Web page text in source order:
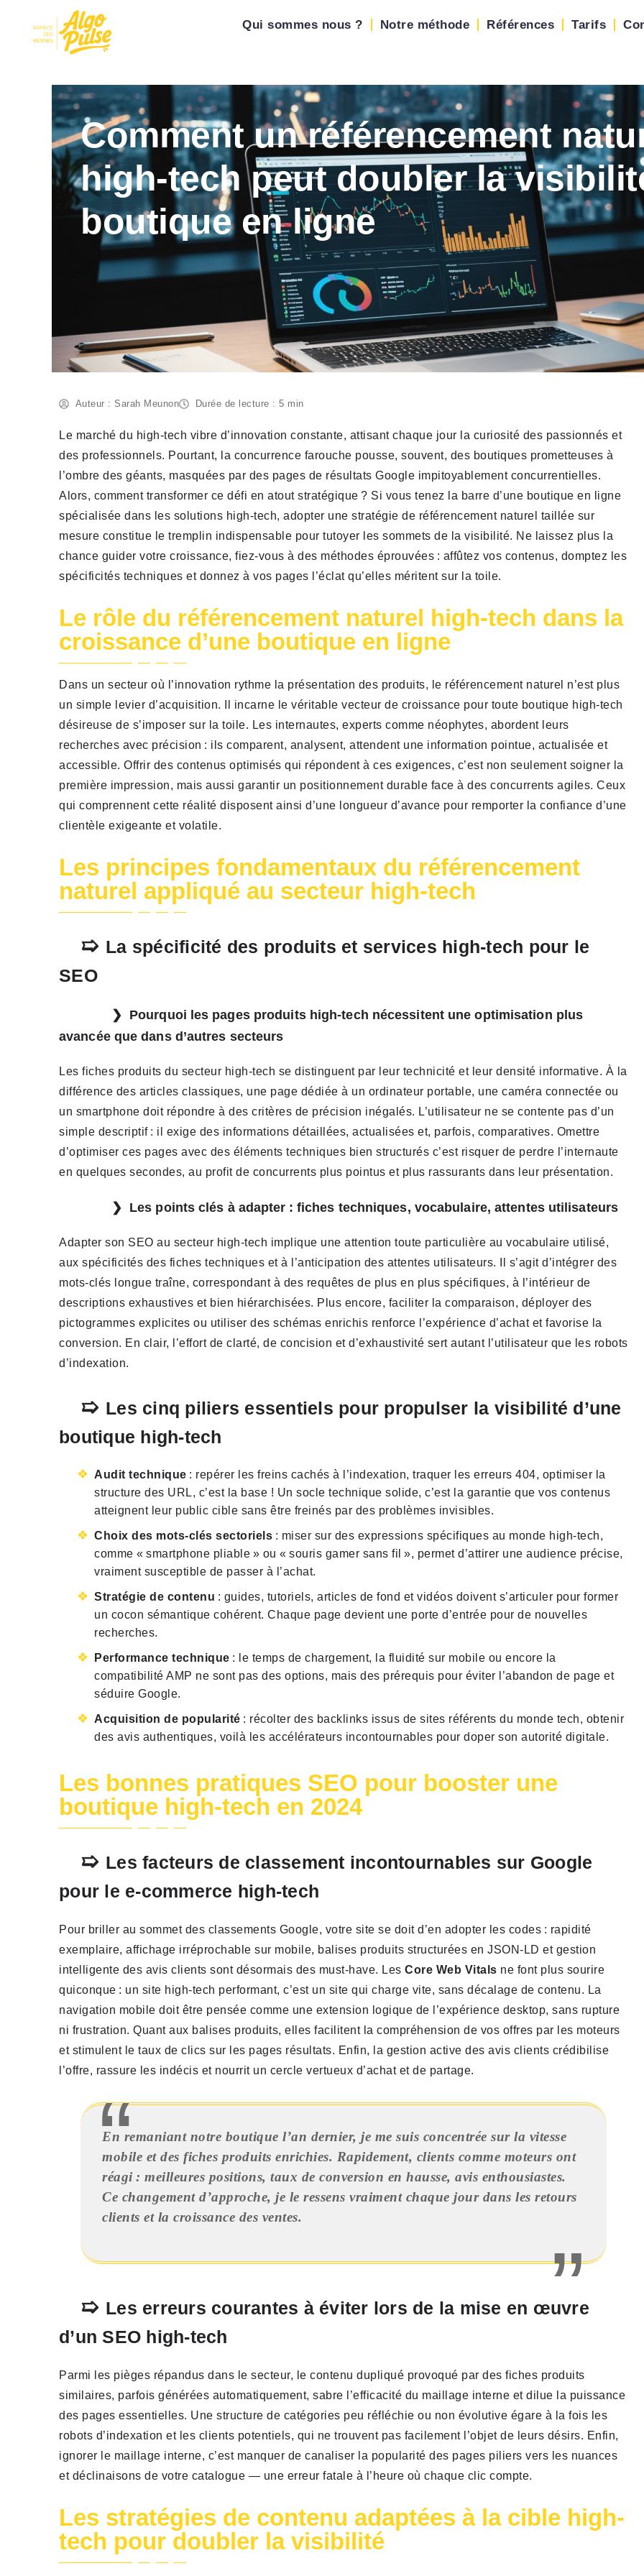
Qui sommes nous ? Notre méthode Références Tarifs
Comment un référencement
high-tech peut doubler la
boutique en ligne
Auteur : Sarah Meunon Durée de lecture : 5 min
Le marché du high-tech vibre d’innovation constante, attisant chaque jour la curiosité des passionnés et
des professionnels. Pourtant, la concurrence farouche pousse, souvent, des boutiques prometteuses à
l’ombre des géants, masquées par des pages de résultats Google impitoyablement concurrentielles.
Alors, comment transformer ce défi en atout stratégique ? Si vous tenez la barre d’une boutique en ligne
spécialisée dans les solutions high-tech, adopter une stratégie de référencement naturel taillée sur
mesure constitue le tremplin indispensable pour tutoyer les sommets de la visibilité. Ne laissez plus la
chance guider votre croissance, fiez-vous à des méthodes éprouvées : affûtez vos contenus, domptez les
spécificités techniques et donnez à vos pages l’éclat qu’elles méritent sur la toile.
Le rôle du référencement naturel high-tech dans la
croissance d’une boutique en ligne
Dans un secteur où l’innovation rythme la présentation des produits, le référencement naturel n’est plus
un simple levier d’acquisition. Il incarne le véritable vecteur de croissance pour toute boutique high-tech
désireuse de s’imposer sur la toile. Les internautes, experts comme néophytes, abordent leurs
recherches avec précision : ils comparent, analysent, attendent une information pointue, actualisée et
accessible. Offrir des contenus optimisés qui répondent à ces exigences, c’est non seulement soigner la
première impression, mais aussi garantir un positionnement durable face à des concurrents agiles. Ceux
qui comprennent cette réalité disposent ainsi d’une longueur d’avance pour remporter la confiance d’une
clientèle exigeante et volatile.
Les principes fondamentaux du référencement
naturel appliqué au secteur high-tech
La spécificité des produits et services high-tech pour le
SEO
Pourquoi les pages produits high-tech nécessitent une optimisation plus
avancée que dans d’autres secteurs
Les fiches produits du secteur high-tech se distinguent par leur technicité et leur densité informative. À la
différence des articles classiques, une page dédiée à un ordinateur portable, une caméra connectée ou
un smartphone doit répondre à des critères de précision inégalés. L’utilisateur ne se contente pas d’un
simple descriptif : il exige des informations détaillées, actualisées et, parfois, comparatives. Omettre
d’optimiser ces pages avec des éléments techniques bien structurés c’est risquer de perdre l’internaute
en quelques secondes, au profit de concurrents plus pointus et plus rassurants dans leur présentation.
Les points clés à adapter : fiches techniques, vocabulaire, attentes utilisateurs
Adapter son SEO au secteur high-tech implique une attention toute particulière au vocabulaire utilisé,
aux spécificités des fiches techniques et à l’anticipation des attentes utilisateurs. Il s’agit d’intégrer des
mots-clés longue traîne, correspondant à des requêtes de plus en plus spécifiques, à l’intérieur de
descriptions exhaustives et bien hiérarchisées. Plus encore, faciliter la comparaison, déployer des
pictogrammes explicites ou utiliser des schémas enrichis renforce l’expérience d’achat et favorise la
conversion. En clair, l’effort de clarté, de concision et d’exhaustivité sert autant l’utilisateur que les robots
d’indexation.
Les cinq piliers essentiels pour propulser la visibilité d’une
boutique high-tech
Audit technique : repérer les freins cachés à l’indexation, traquer les erreurs 404, optimiser la
structure des URL, c’est la base ! Un socle technique solide, c’est la garantie que vos contenus
atteignent leur public cible sans être freinés par des problèmes invisibles.
Choix des mots-clés sectoriels : miser sur des expressions spécifiques au monde high-tech,
comme « smartphone pliable » ou « souris gamer sans fil », permet d’attirer une audience précise,
vraiment susceptible de passer à l’achat.
Stratégie de contenu : guides, tutoriels, articles de fond et vidéos doivent s’articuler pour former
un cocon sémantique cohérent. Chaque page devient une porte d’entrée pour de nouvelles
recherches.
Performance technique : le temps de chargement, la fluidité sur mobile ou encore la
compatibilité AMP ne sont pas des options, mais des prérequis pour éviter l’abandon de page et
séduire Google.
Acquisition de popularité : récolter des backlinks issus de sites référents du monde tech, obtenir
des avis authentiques, voilà les accélérateurs incontournables pour doper son autorité digitale.
Les bonnes pratiques SEO pour booster une
boutique high-tech en 2024
Les facteurs de classement incontournables sur Google
pour le e-commerce high-tech
Pour briller au sommet des classements Google, votre site se doit d’en adopter les codes : rapidité
exemplaire, affichage irréprochable sur mobile, balises produits structurées en JSON-LD et gestion
intelligente des avis clients sont désormais des must-have. Les Core Web Vitals ne font plus sourire
quiconque : un site high-tech performant, c’est un site qui charge vite, sans décalage de contenu. La
navigation mobile doit être pensée comme une extension logique de l’expérience desktop, sans rupture
ni frustration. Quant aux balises produits, elles facilitent la compréhension de vos offres par les moteurs
et stimulent le taux de clics sur les pages résultats. Enfin, la gestion active des avis clients crédibilise
l’offre, rassure les indécis et nourrit un cercle vertueux d’achat et de partage.
En remaniant notre boutique l’an dernier, je me suis concentrée sur la vitesse
mobile et des fiches produits enrichies. Rapidement, clients comme moteurs ont
réagi : meilleures positions, taux de conversion en hausse, avis enthousiastes.
Ce changement d’approche, je le ressens vraiment chaque jour dans les retours
clients et la croissance des ventes.
Les erreurs courantes à éviter lors de la mise en œuvre
d’un SEO high-tech
Parmi les pièges répandus dans le secteur, le contenu dupliqué provoqué par des fiches produits
similaires, parfois générées automatiquement, sabre l’efficacité du maillage interne et dilue la puissance
des pages essentielles. Une structure de catégories peu réfléchie ou non évolutive égare à la fois les
robots d’indexation et les clients potentiels, qui ne trouvent pas facilement l’objet de leurs désirs. Enfin,
ignorer le maillage interne, c’est manquer de canaliser la popularité des pages piliers vers les nuances
et déclinaisons de votre catalogue — une erreur fatale à l’heure où chaque clic compte.
Les stratégies de contenu adaptées à la cible high-
tech pour doubler la visibilité